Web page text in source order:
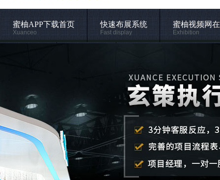
蜜柚APP下载首页
Xuanceo
快速布展系统
Fast display
蜜柚视频网
Exhibition